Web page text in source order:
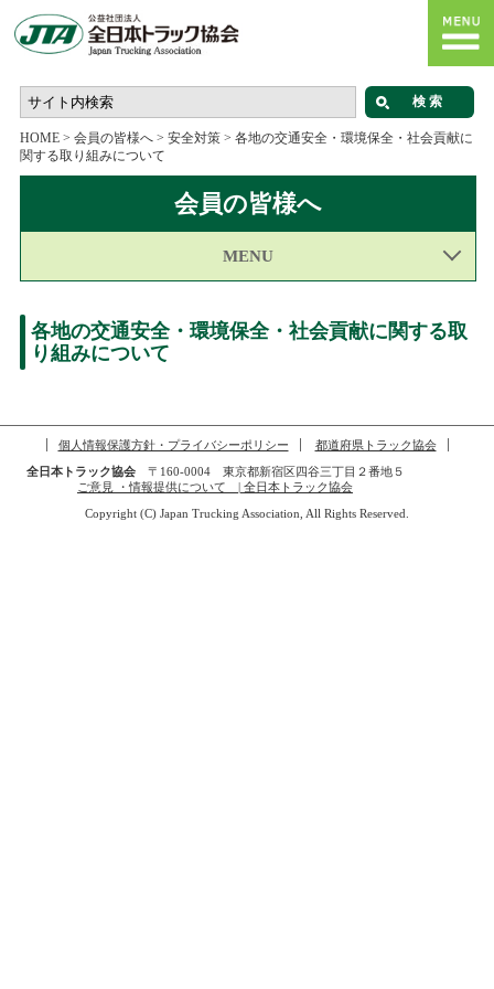
HOME> 会員の皆様へ> 安全対策> 各地の交通安全・環境保全・社会貢献に
関する取り組みについて
会員の皆様へ
MENU
各地の交通安全・環境保全・社会貢献に関する取
り組みについて
個人情報保護方針・プライバシーポリシー
都道府県トラック協会
全日本トラック協会〒160-0004 東京都新宿区四谷三丁目２番地５
ご意見 ・情報提供について | 全日本トラック協会
Copyright (C) Japan Trucking Association, All Rights Reserved.